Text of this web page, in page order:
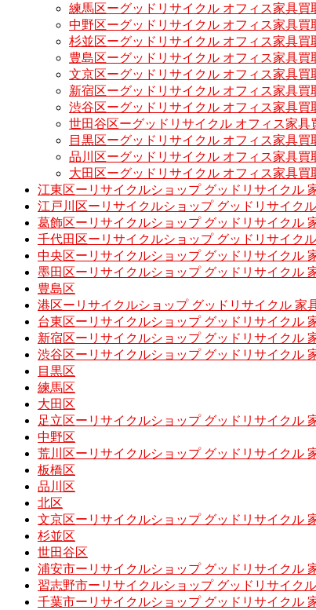
練馬区ーグッドリサイクル オフィス家具買
中野区ーグッドリサイクル オフィス家具買
杉並区ーグッドリサイクル オフィス家具買
豊島区ーグッドリサイクル オフィス家具買
文京区ーグッドリサイクル オフィス家具買
新宿区ーグッドリサイクル オフィス家具買
渋谷区ーグッドリサイクル オフィス家具買
世田谷区ーグッドリサイクル オフィス家具
目黒区ーグッドリサイクル オフィス家具買
品川区ーグッドリサイクル オフィス家具買
大田区ーグッドリサイクル オフィス家具買
江東区ーリサイクルショップ グッドリサイクル
江戸川区ーリサイクルショップ グッドリサイク
葛飾区ーリサイクルショップ グッドリサイクル
千代田区ーリサイクルショップ グッドリサイク
中央区ーリサイクルショップ グッドリサイクル
墨田区ーリサイクルショップ グッドリサイクル
豊島区
港区ーリサイクルショップ グッドリサイクル 家
台東区ーリサイクルショップ グッドリサイクル
新宿区ーリサイクルショップ グッドリサイクル
渋谷区ーリサイクルショップ グッドリサイクル
目黒区
練馬区
大田区
足立区ーリサイクルショップ グッドリサイクル
中野区
荒川区ーリサイクルショップ グッドリサイクル
板橋区
品川区
北区
文京区ーリサイクルショップ グッドリサイクル
杉並区
世田谷区
浦安市ーリサイクルショップ グッドリサイクル
習志野市ーリサイクルショップ グッドリサイク
千葉市ーリサイクルショップ グッドリサイクル